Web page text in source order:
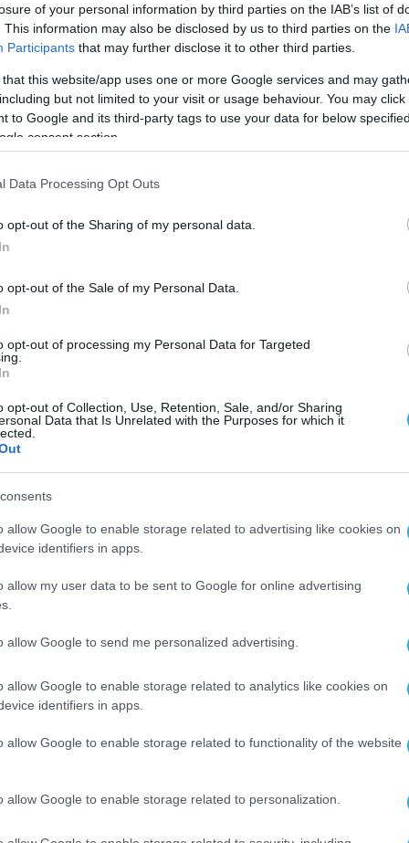
of your personal information by third parties on the IAB’s list of
This information may also be disclosed by us to third parties on the
Participants that may further disclose it to other third parties.
that this website/app uses one or more Google services and may
but not limited to your visit or usage behaviour. You may
to Google and its third-party tags to use your data for below
consent section.
Data Processing Opt Outs
opt-out of the Sharing of my personal data.
opt-out of the Sale of my Personal Data.
opt-out of processing my Personal Data for Targeted
opt-out of Collection, Use, Retention, Sale, and/or Sharing
Data that Is Unrelated with the Purposes for which it
allow Google to enable storage related to advertising like cookies on
identifiers in apps.
allow my user data to be sent to Google for online advertising
allow Google to send me personalized advertising.
allow Google to enable storage related to analytics like cookies on
identifiers in apps.
allow Google to enable storage related to functionality of the website
allow Google to enable storage related to personalization.
στην ρωσική περιφέρεια του Κουρσκ
την ουκρανική περιφέρεια του
μεγάλη συγκέντρωση δυνάμεων από
με αυτή που γίνονταν στην
Μπέλγκοροντ πριν την επίθεση στο
ουκρανικές πηγές ήδη διεξάγονται
Ρώσους spetsnaz καθώς έχουν δηλωθεί
Ουκρανών συνοριοφυλάκων και
του Τσερνίχιβ!
reports that the#Ukrainianauthorities are
in the#Sumy
#Kursk
, which has grown together with it.
pic.twitter.com/m2MeulrY0Z